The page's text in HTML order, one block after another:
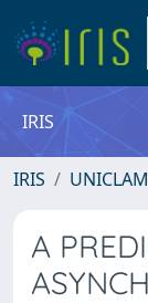
IRIS
IRIS UNICLAM
A